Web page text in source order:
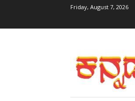
Friday, August 7, 2026